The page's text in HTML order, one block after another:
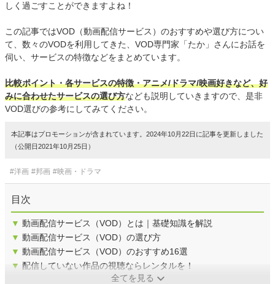
しく過ごすことができますよね！
この記事ではVOD（動画配信サービス）のおすすめや選び方につい
て、数々のVODを利用してきた、VOD専門家「たか」さんにお話を
伺い、サービスの特徴などをまとめています。
比較ポイント・各サービスの特徴・アニメ/ドラマ/映画好きなど、好
みに合わせたサービスの選び方なども説明していきますので、是非
VOD選びの参考にしてみてください。
本記事はプロモーションが含まれています。2024年10月22日に記事を更新しました
（公開日2021年10月25日）
#洋画 #邦画 #映画・ドラマ
目次
▼ 動画配信サービス（VOD）とは｜基礎知識を解説
▼ 動画配信サービス（VOD）の選び方
▼ 動画配信サービス（VOD）のおすすめ16選
▼ 配信していない作品の視聴ならレンタルを！
全てを見る